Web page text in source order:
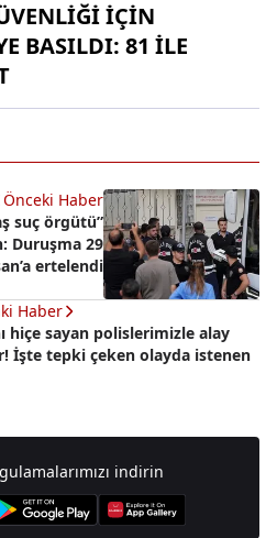
İÇİN
BASILDI: 81 İLE
Önceki Haber
suç örgütü”
Duruşma 29
ertelendi
Haber
hiçe sayan polislerimizle alay
İşte tepki çeken olayda istenen
indirin